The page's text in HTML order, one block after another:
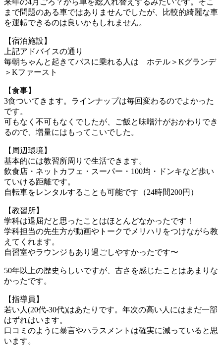
まで問題のある車ではありませんでしたが、比較的綺麗な車
を運転できるのは良いかもしれません。
【宿泊施設】
上記アドバイスの通り
毎朝ちゃんと起きてバスに乗れる人は ホテル＞Kグランデ
＞Kファースト
【食事】
3食ついてきます。ラインナップは毎回変わるのでよかった
です。
可もなく不可もなくでしたが、ご飯と味噌汁がおかわりでき
るので、増量にはもってこいでした。
【周辺環境】
基本的には教習所周りで生活できます。
飲食店・ネットカフェ・スーパー・100均・ドンキなど歩い
ていける距離です。
自転車をレンタルすることも可能です（24時間200円）
【教習所】
学科は退屈だと思ったことはほとんどなかったです！
学科担当の先生方が動画やトークでメリハリをつけながら教
えてくれます。
自習室やラウンジもあり過ごしやすかったです〜
50年以上の歴史らしいですが、古さを感じたことはあまりな
かったです。
【指導員】
若い人(20代-30代)はあたりです。年次の高い人にはまだ一部
はずれはいます。
口コミのように暴言やハラスメントは確実に減っていると思
います。